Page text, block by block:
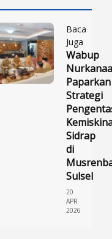
Baca
Juga
Wabup
Paparkan
Strategi
Sidrap
di
Sulsel
20
APR
2026